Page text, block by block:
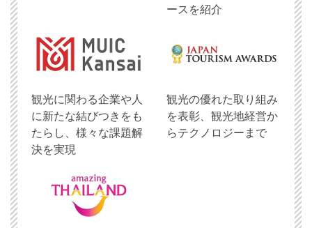
ースを紹介
観光に関わる企業や人
に新たな結びつきをも
たらし、様々な課題解
決を実現
観光の優れた取り組み
を表彰、観光地経営か
らテクノロジーまで